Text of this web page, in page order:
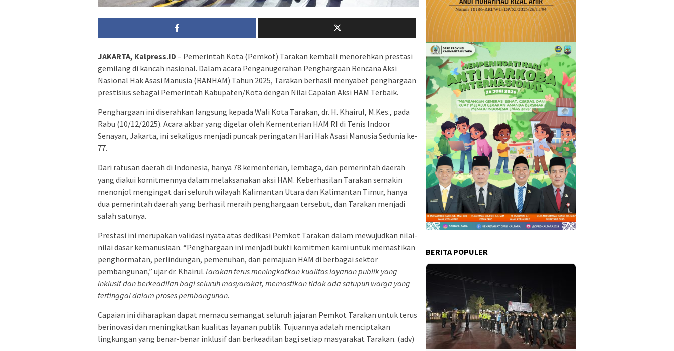
JAKARTA, Kalpress.ID – Pemerintah Kota (Pemkot) Tarakan kembali menorehkan prestasi
gemilang di kancah nasional. Dalam acara Penganugerahan Penghargaan Rencana Aksi
Nasional Hak Asasi Manusia (RANHAM) Tahun 2025, Tarakan berhasil menyabet penghargaan
prestisius sebagai Pemerintah Kabupaten/Kota dengan Nilai Capaian Aksi HAM Terbaik.
Penghargaan ini diserahkan langsung kepada Wali Kota Tarakan, dr. H. Khairul, M.Kes., pada
Rabu (10/12/2025). Acara akbar yang digelar oleh Kementerian HAM RI di Tenis Indoor
Senayan, Jakarta, ini sekaligus menjadi puncak peringatan Hari Hak Asasi Manusia Sedunia ke-
77.
Dari ratusan daerah di Indonesia, hanya 78 kementerian, lembaga, dan pemerintah daerah
yang diakui komitmennya dalam melaksanakan aksi HAM. Keberhasilan Tarakan semakin
menonjol mengingat dari seluruh wilayah Kalimantan Utara dan Kalimantan Timur, hanya
dua pemerintah daerah yang berhasil meraih penghargaan tersebut, dan Tarakan menjadi
salah satunya.
Prestasi ini merupakan validasi nyata atas dedikasi Pemkot Tarakan dalam mewujudkan nilai-
nilai dasar kemanusiaan. “Penghargaan ini menjadi bukti komitmen kami untuk memastikan
penghormatan, perlindungan, pemenuhan, dan pemajuan HAM di berbagai sektor
pembangunan,” ujar dr. Khairul.Tarakan terus meningkatkan kualitas layanan publik yang
inklusif dan berkeadilan bagi seluruh masyarakat, memastikan tidak ada satupun warga yang
tertinggal dalam proses pembangunan.
Capaian ini diharapkan dapat memacu semangat seluruh jajaran Pemkot Tarakan untuk terus
berinovasi dan meningkatkan kualitas layanan publik. Tujuannya adalah menciptakan
lingkungan yang benar-benar inklusif dan berkeadilan bagi setiap masyarakat Tarakan. (adv)
BERITA POPULER